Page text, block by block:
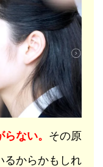
ない。 その原
るからかもしれ